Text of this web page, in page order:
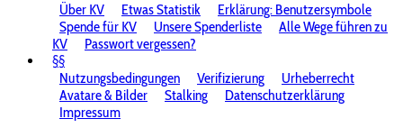
Über KV
Etwas Statistik
Erklärung: Benutzersymbole
Spende für KV
Unsere Spenderliste
Alle Wege führen zu
KV
Passwort vergessen?
§§
Nutzungsbedingungen
Verifizierung
Urheberrecht
Avatare & Bilder
Stalking
Datenschutzerklärung
Impressum